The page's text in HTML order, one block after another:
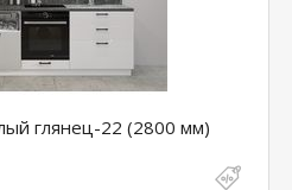
глянец-22 (2800 мм)